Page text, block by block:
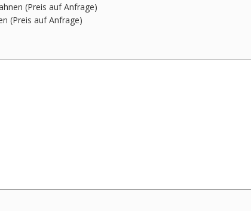
(Preis auf Anfrage)
(Preis auf Anfrage)